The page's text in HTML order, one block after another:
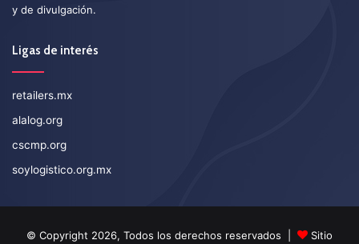
y de divulgación.
Ligas de interés
retailers.mx
alalog.org
cscmp.org
soylogistico.org.mx
© Copyright 2026, Todos los derechos reservados | Sitio